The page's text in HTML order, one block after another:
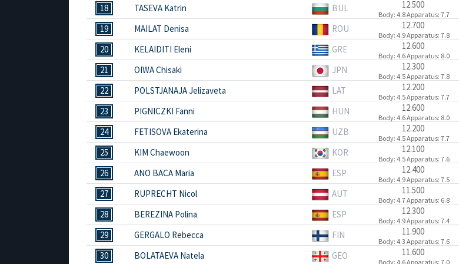
18 TASEVA Katrin BUL 12.500
Body: 4.8Apparatus: 7.7
19
MAILAT Denisa ROU 12.700
Body: 4.9Apparatus: 7.8
20
KELAIDITI Eleni GRE 12.600
Body: 4.6Apparatus: 8.0
21
OIWA Chisaki JPN 12.300
Body: 4.5Apparatus: 7.8
22
POLSTJANAJA Jelizaveta LAT 12.200
Body: 4.5Apparatus: 7.7
23
PIGNICZKI Fanni HUN 12.600
Body: 4.6Apparatus: 8.0
24
FETISOVA Ekaterina UZB 12.200
Body: 4.5Apparatus: 7.7
25
KIM Chaewoon KOR 12.100
Body: 4.5Apparatus: 7.6
26
ANO BACA Maria ESP 12.400
Body: 4.9Apparatus: 7.5
27
RUPRECHT Nicol AUT 11.500
Body: 4.7Apparatus: 6.8
28
BEREZINA Polina ESP 12.300
Body: 4.9Apparatus: 7.4
29
GERGALO Rebecca FIN 11.900
Body: 4.3 Apparatus: 7.6
30
BOLATAEVA Natela GEO 11.600
Body: 4.6Apparatus: 7.0